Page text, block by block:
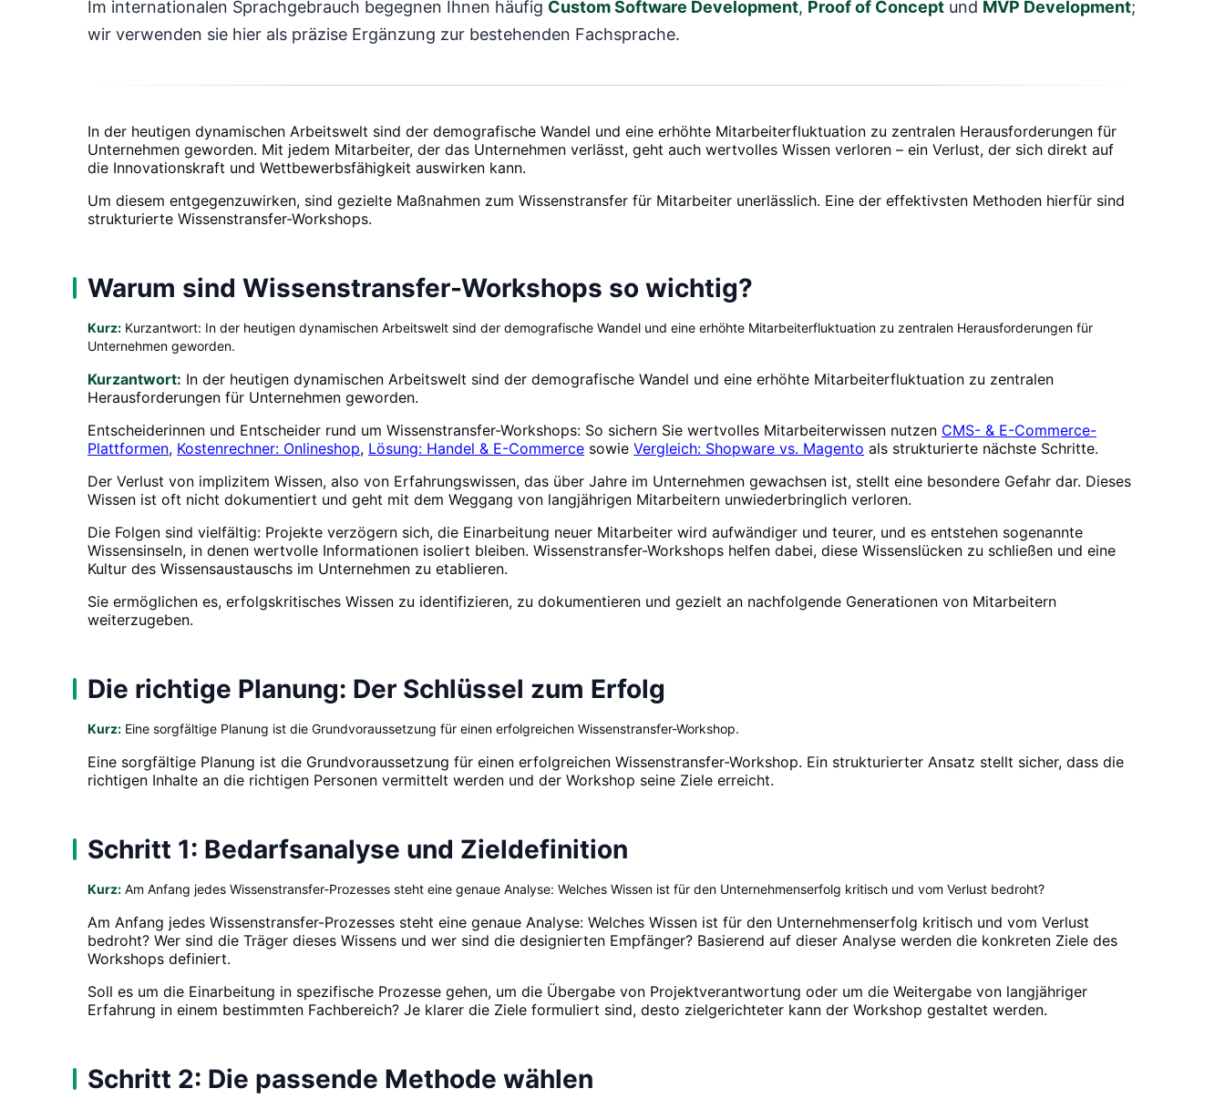
Im internationalen Sprachgebrauch begegnen Ihnen häufig Custom Software Development, Proof of Concept und MVP Development;
wir verwenden sie hier als präzise Ergänzung zur bestehenden Fachsprache.
In der heutigen dynamischen Arbeitswelt sind der demografische Wandel und eine erhöhte Mitarbeiterfluktuation zu zentralen Herausforderungen für
Unternehmen geworden. Mit jedem Mitarbeiter, der das Unternehmen verlässt, geht auch wertvolles Wissen verloren – ein Verlust, der sich direkt auf
die Innovationskraft und Wettbewerbsfähigkeit auswirken kann.
Um diesem entgegenzuwirken, sind gezielte Maßnahmen zum Wissenstransfer für Mitarbeiter unerlässlich. Eine der effektivsten Methoden hierfür sind
strukturierte Wissenstransfer-Workshops.
Warum sind Wissenstransfer-Workshops so wichtig?
Kurz: Kurzantwort: In der heutigen dynamischen Arbeitswelt sind der demografische Wandel und eine erhöhte Mitarbeiterfluktuation zu zentralen Herausforderungen für
Unternehmen geworden.
Kurzantwort: In der heutigen dynamischen Arbeitswelt sind der demografische Wandel und eine erhöhte Mitarbeiterfluktuation zu zentralen
Herausforderungen für Unternehmen geworden.
Entscheiderinnen und Entscheider rund um Wissenstransfer-Workshops: So sichern Sie wertvolles Mitarbeiterwissen nutzen CMS- & E-Commerce-
Plattformen, Kostenrechner: Onlineshop, Lösung: Handel & E-Commerce sowie Vergleich: Shopware vs. Magento als strukturierte nächste Schritte.
Der Verlust von implizitem Wissen, also von Erfahrungswissen, das über Jahre im Unternehmen gewachsen ist, stellt eine besondere Gefahr dar. Dieses
Wissen ist oft nicht dokumentiert und geht mit dem Weggang von langjährigen Mitarbeitern unwiederbringlich verloren.
Die Folgen sind vielfältig: Projekte verzögern sich, die Einarbeitung neuer Mitarbeiter wird aufwändiger und teurer, und es entstehen sogenannte
Wissensinseln, in denen wertvolle Informationen isoliert bleiben. Wissenstransfer-Workshops helfen dabei, diese Wissenslücken zu schließen und eine
Kultur des Wissensaustauschs im Unternehmen zu etablieren.
Sie ermöglichen es, erfolgskritisches Wissen zu identifizieren, zu dokumentieren und gezielt an nachfolgende Generationen von Mitarbeitern
weiterzugeben.
Die richtige Planung: Der Schlüssel zum Erfolg
Kurz: Eine sorgfältige Planung ist die Grundvoraussetzung für einen erfolgreichen Wissenstransfer-Workshop.
Eine sorgfältige Planung ist die Grundvoraussetzung für einen erfolgreichen Wissenstransfer-Workshop. Ein strukturierter Ansatz stellt sicher, dass die
richtigen Inhalte an die richtigen Personen vermittelt werden und der Workshop seine Ziele erreicht.
Schritt 1: Bedarfsanalyse und Zieldefinition
Kurz: Am Anfang jedes Wissenstransfer-Prozesses steht eine genaue Analyse: Welches Wissen ist für den Unternehmenserfolg kritisch und vom Verlust bedroht?
Am Anfang jedes Wissenstransfer-Prozesses steht eine genaue Analyse: Welches Wissen ist für den Unternehmenserfolg kritisch und vom Verlust
bedroht? Wer sind die Träger dieses Wissens und wer sind die designierten Empfänger? Basierend auf dieser Analyse werden die konkreten Ziele des
Workshops definiert.
Soll es um die Einarbeitung in spezifische Prozesse gehen, um die Übergabe von Projektverantwortung oder um die Weitergabe von langjähriger
Erfahrung in einem bestimmten Fachbereich? Je klarer die Ziele formuliert sind, desto zielgerichteter kann der Workshop gestaltet werden.
Schritt 2: Die passende Methode wählen